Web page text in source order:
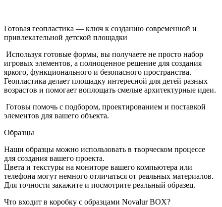
Готовая геопластика — ключ к созданию современной и
привлекательной детской площадки
Используя готовые формы, вы получаете не просто набор
игровых элементов, а полноценное решение для создания
яркого, функционального и безопасного пространства.
Геопластика делает площадку интересной для детей разных
возрастов и помогает воплощать смелые архитектурные идеи.
Готовы помочь с подбором, проектированием и поставкой
элементов для вашего объекта.
Образцы
Наши образцы можно использовать в творческом процессе
для создания вашего проекта.
Цвета и текстуры на мониторе вашего компьютера или
телефона могут немного отличаться от реальных материалов.
Для точности закажите и посмотрите реальный образец.
Что входит в коробку с образцами Novalur BOX?